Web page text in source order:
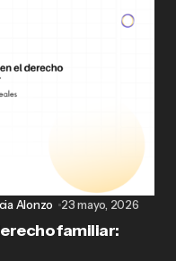
Alonzo 23 mayo, 2026
familiar: